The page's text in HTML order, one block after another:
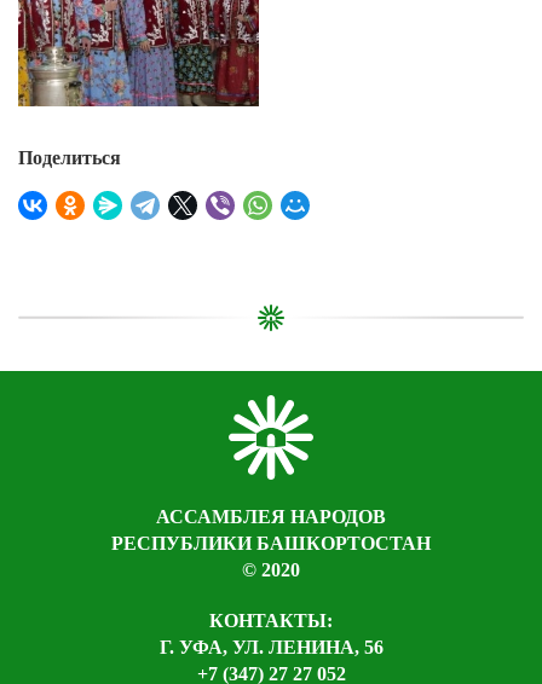
Поделиться
АССАМБЛЕЯ НАРОДОВ
РЕСПУБЛИКИ БАШКОРТОСТАН
© 2020
КОНТАКТЫ:
Г. УФА, УЛ. ЛЕНИНА, 56
+7 (347) 27 27 052